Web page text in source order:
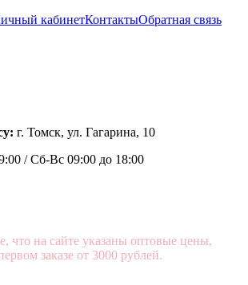
кабинетКонтактыОбратная связь
г. Томск, ул. Гагарина, 10
/Сб-Вс 09:00 до 18:00
что на сайте указаны оптовые цены,
заказе от 3000 рублей.